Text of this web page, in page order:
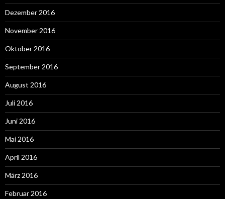
Dezember 2016
November 2016
Oktober 2016
September 2016
August 2016
Juli 2016
Juni 2016
Mai 2016
April 2016
März 2016
Februar 2016